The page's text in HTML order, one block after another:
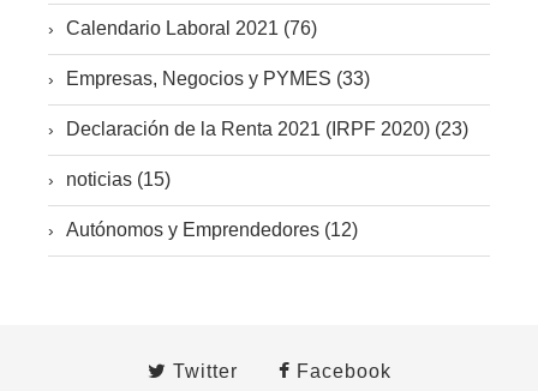
Calendario Laboral 2021 (76)
Empresas, Negocios y PYMES (33)
Declaración de la Renta 2021 (IRPF 2020) (23)
noticias (15)
Autónomos y Emprendedores (12)
Twitter Facebook